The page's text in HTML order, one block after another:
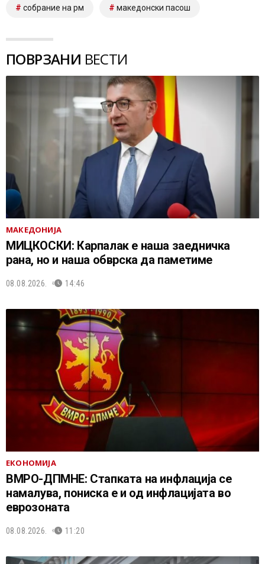
собрание на рм македонски пасош
ПОВРЗАНИ ВЕСТИ
МАКЕДОНИЈА
МИЦКОСКИ: Карпалак е наша заедничка
рана, но и наша обврска да паметиме
08.08.2026. 14:46
ЕКОНОМИЈА
ВМРО-ДПМНЕ: Стапката на инфлација се
намалува, пониска е и од инфлацијата во
еврозоната
08.08.2026. 11:20